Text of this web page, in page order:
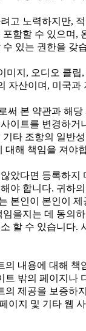
고 노력하지만,
함할 수 있으며
있는 권한을 갖
지, 오디오 클
자산이며, 미국
본 약관과 해
이트를 변경하
타 조항의 일반
대해 책임을 져야
았다면 등록하
야 합니다. 귀
본인이 본인이
을지는 데 동의
할 수 있습니
내용에 대해
밖의 페이지
제공을 보증
지 및 기타 웹